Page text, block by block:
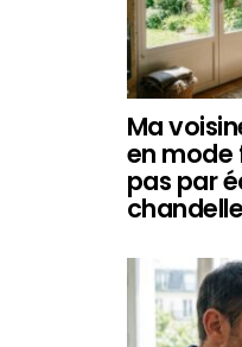
Ma
en mode
pas par
chandelle